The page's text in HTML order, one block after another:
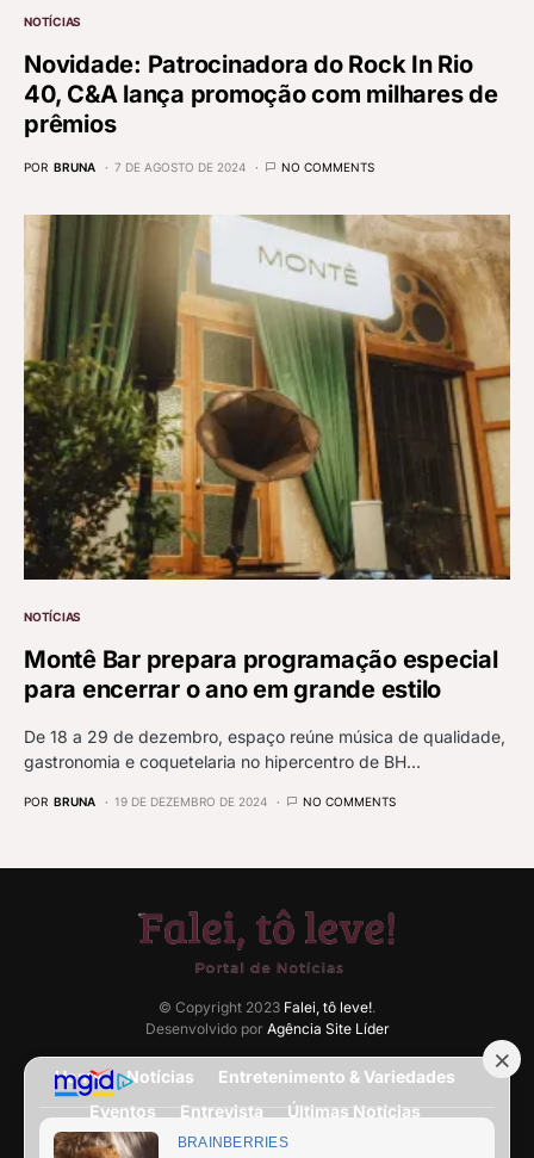
NOTÍCIAS
Novidade: Patrocinadora do Rock In Rio
40, C&A lança promoção com milhares de
prêmios
POR BRUNA 7 DE AGOSTO DE 2024 NO COMMENTS
NOTÍCIAS
Montê Bar prepara programação especial
para encerrar o ano em grande estilo
De 18 a 29 de dezembro, espaço reúne música de qualidade,
gastronomia e coquetelaria no hipercentro de BH…
POR BRUNA 19 DE DEZEMBRO DE 2024 NO COMMENTS
© Copyright 2023 Falei, tô leve!.
Desenvolvido por Agência Site Líder
Home Notícias
Entretenimento & Variedades
Eventos
Entrevista
Últimas Notícias
Anuncie Aqui
Expediente